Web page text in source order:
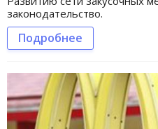
законодательство.
Подробнее